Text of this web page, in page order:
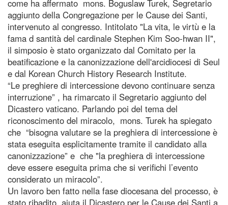
come ha affermato mons. Boguslaw Turek, Segretario
aggiunto della Congregazione per le Cause dei Santi,
intervenuto al congresso. Intitolato "La vita, le virtù e la
fama d santità del cardinale Stephen Kim Soo-hwan II",
il simposio è stato organizzato dal Comitato per la
beatificazione e la canonizzazione dell'arcidiocesi di Seul
e dal Korean Church History Research Institute.
“Le preghiere di intercessione devono continuare senza
interruzione” , ha rimarcato il Segretario aggiunto del
Dicastero vaticano. Parlando poi del tema del
riconoscimento del miracolo, mons. Turek ha spiegato
che “bisogna valutare se la preghiera di intercessione è
stata eseguita esplicitamente tramite il candidato alla
canonizzazione” e che "la preghiera di intercessione
deve essere eseguita prima che si verifichi l’evento
considerato un miracolo”.
Un lavoro ben fatto nella fase diocesana del processo, è
stato ribadito, aiuta il Dicastero per le Cause dei Santi a